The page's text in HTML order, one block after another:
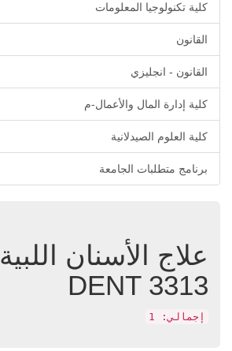
كلية تكنولوجيا المعلومات
القانون
القانون - انجليزي
كلية إدارة المال والأعمال-م
كلية العلوم الصيدلانية
برنامج متطلبات الجامعة
علاج الأسنان اللبية 1
DENT 3313
إجمالي: 1